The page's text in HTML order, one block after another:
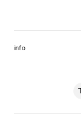
info